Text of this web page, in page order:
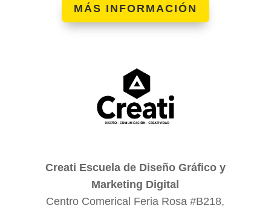
MÁS INFORMACIÓN
Creati Escuela de Diseño Gráfico y
Marketing Digital
Centro Comerical Feria Rosa #B218,